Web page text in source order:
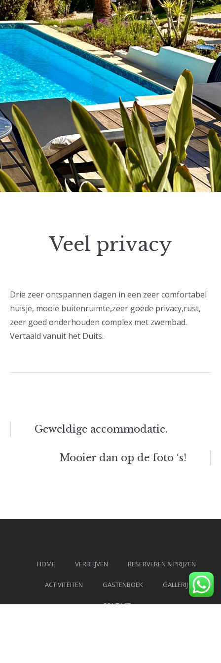
Veel privacy
Drie zeer ontspannen dagen in een zeer comfortabel
huisje, mooie buitenruimte,zeer goede privacy,rust,
zeer goed onderhouden complex met zwembad.
Vertaald vanuit het Duits.
Bericht
navigatie
Geweldige accommodatie.
Mooier dan op de foto ‘s!
HOME VERBLIJVEN RESERVEREN & PRIJZEN
ACTIVITEITEN GASTENBOEK GALLERIJ
CONTACT